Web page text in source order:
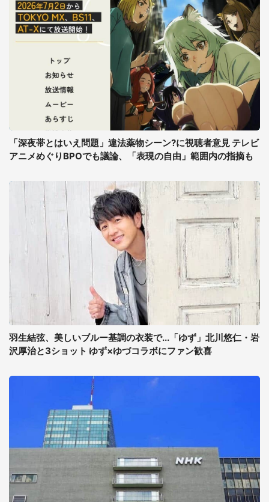
「深夜帯とはいえ問題」違法薬物シーン?に視聴者意見 テレビ
アニメめぐりBPOでも議論、「表現の自由」範囲内の指摘も
羽生結弦、美しいブルー基調の衣装で...「ゆず」北川悠仁・岩
沢厚治と3ショット ゆず×ゆづコラボにファン歓喜